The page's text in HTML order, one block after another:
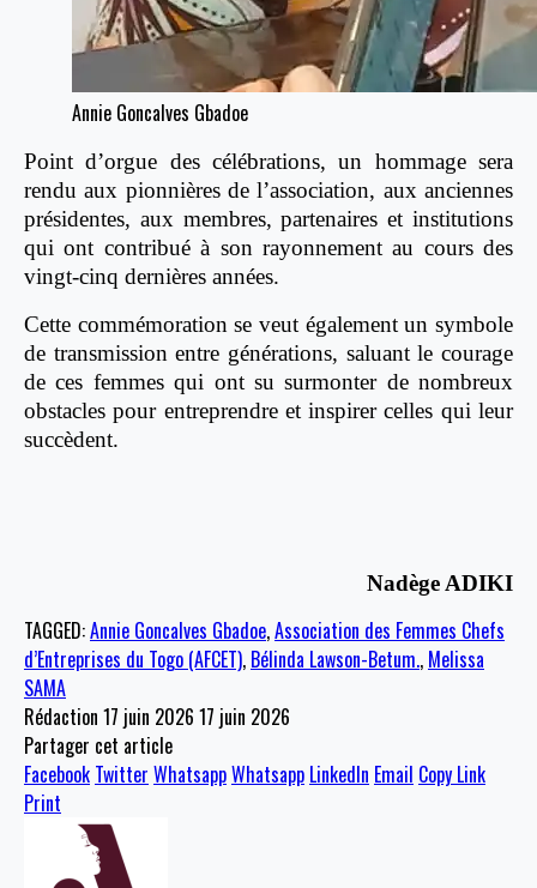
Annie Goncalves Gbadoe
Point d’orgue des célébrations, un hommage sera
rendu aux pionnières de l’association, aux anciennes
présidentes, aux membres, partenaires et institutions
qui ont contribué à son rayonnement au cours des
vingt-cinq dernières années.
Cette commémoration se veut également un symbole
de transmission entre générations, saluant le courage
de ces femmes qui ont su surmonter de nombreux
obstacles pour entreprendre et inspirer celles qui leur
succèdent.
Nadège ADIKI
TAGGED:Annie Goncalves Gbadoe,Association des Femmes Chefs
d’Entreprises du Togo (AFCET), Bélinda Lawson-Betum., Melissa
SAMA
Rédaction 17 juin 2026 17 juin 2026
Partager cet article
Facebook Twitter WhatsappWhatsapp LinkedIn Email Copy Link
Print